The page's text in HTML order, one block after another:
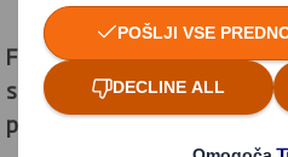
Fundacija ključno prispeva k
strategije »Zdaj in za
postali vodilni v krožnem